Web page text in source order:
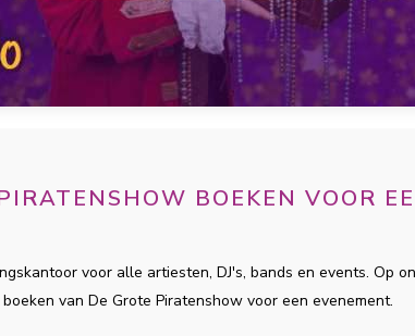
BOEKEN VOOR
voor alle artiesten, DJ's, bands en events. Op
van De Grote Piratenshow voor een evenement.